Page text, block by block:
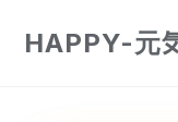
HAPPY-元